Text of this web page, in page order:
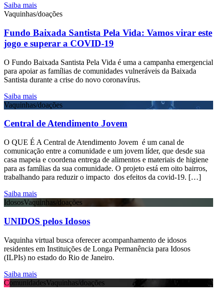
Saiba mais
Vaquinhas/doações
Fundo Baixada Santista Pela Vida: Vamos virar este
jogo e superar a COVID-19
O Fundo Baixada Santista Pela Vida é uma a campanha emergencial
para apoiar as famílias de comunidades vulneráveis da Baixada
Santista durante a crise do novo coronavírus.
Saiba mais
Vaquinhas/doações
Central de Atendimento Jovem
O QUE É A Central de Atendimento Jovem é um canal de
comunicação entre a comunidade e um jovem líder, que desde sua
casa mapeia e coordena entrega de alimentos e materiais de higiene
para as famílias da sua comunidade. O projeto está em oito bairros,
trabalhando para reduzir o impacto dos efeitos da covid-19. […]
Saiba mais
IdososVaquinhas/doações
UNIDOS pelos Idosos
Vaquinha virtual busca oferecer acompanhamento de idosos
residentes em Instituições de Longa Permanência para Idosos
(ILPIs) no estado do Rio de Janeiro.
Saiba mais
ComunidadesVaquinhas/doações